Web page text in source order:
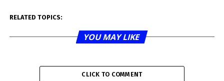
RELATED TOPICS:
YOU MAY LIKE
CLICK TO COMMENT